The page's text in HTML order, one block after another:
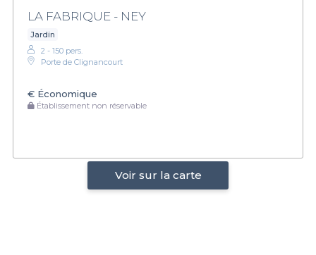
LA FABRIQUE - NEY
Jardin
2 - 150 pers.
Porte de Clignancourt
€ Économique
Établissement non réservable
Voir sur la carte